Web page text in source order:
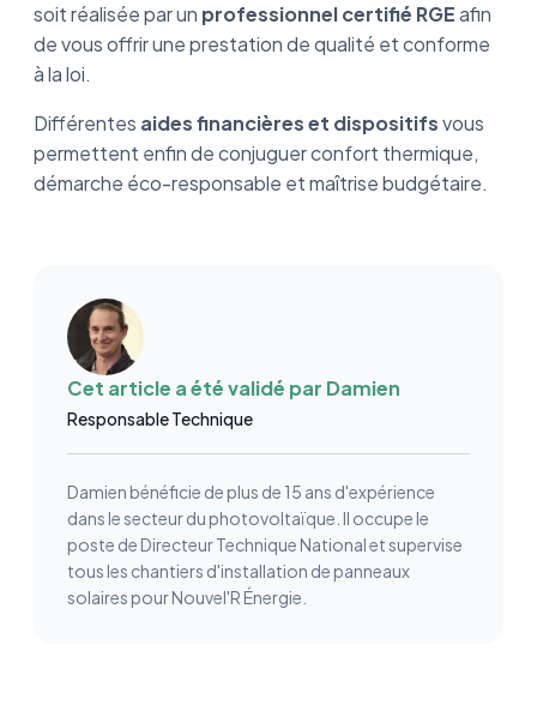
soit réalisée par un professionnel certifié RGEafin
de vous offrir une prestation de qualité et conforme
à la loi.
Différentes aides financières et dispositifsvous
permettent enfin de conjuguer confort thermique,
démarche éco-responsable et maîtrise budgétaire.
Cet article a été validé par Damien
Responsable Technique
Damien bénéficie de plus de 15 ans d'expérience
dans le secteur du photovoltaïque. Il occupe le
poste de Directeur Technique National et supervise
tous les chantiers d'installation de panneaux
solaires pour Nouvel'R Énergie.